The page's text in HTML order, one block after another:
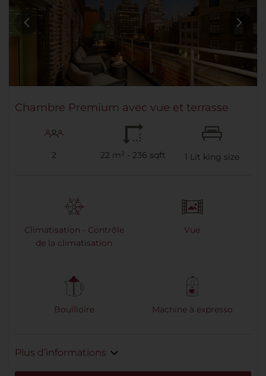
Chambre Premium avec vue et terrasse
2 22 m² - 236 sqft 1 Lit king size
Climatisation - Contrôle
de la climatisation
Vue
Bouilloire Machine à expresso
Plus d’informations